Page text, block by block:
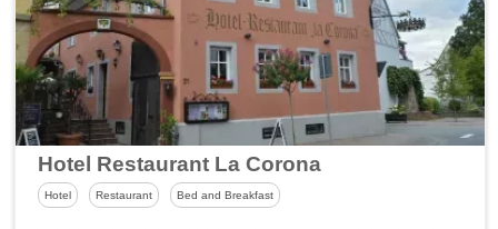
Hotel Restaurant La Corona
Hotel Restaurant Bed and Breakfast